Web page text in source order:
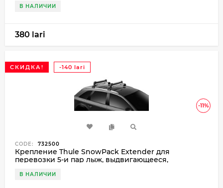
В НАЛИЧИИ
380 lari
-11%
СКИДКА! -140 lari
CODE: 732500
Крепление Thule SnowPack Extender для
перевозки 5-и пар лыж, выдвигающееся,
В НАЛИЧИИ